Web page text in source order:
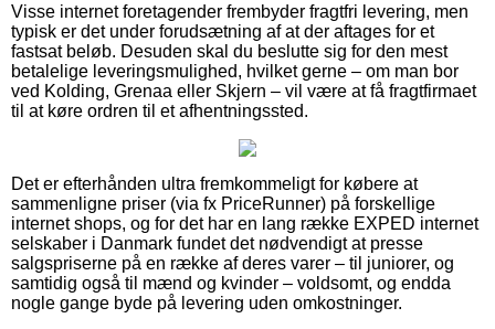
Visse internet foretagender frembyder fragtfri levering, men
typisk er det under forudsætning af at der aftages for et
fastsat beløb. Desuden skal du beslutte sig for den mest
betalelige leveringsmulighed, hvilket gerne – om man bor
ved Kolding, Grenaa eller Skjern – vil være at få fragtfirmaet
til at køre ordren til et afhentningssted.
Det er efterhånden ultra fremkommeligt for købere at
sammenligne priser (via fx PriceRunner) på forskellige
internet shops, og for det har en lang række EXPED internet
selskaber i Danmark fundet det nødvendigt at presse
salgspriserne på en række af deres varer – til juniorer, og
samtidig også til mænd og kvinder – voldsomt, og endda
nogle gange byde på levering uden omkostninger.